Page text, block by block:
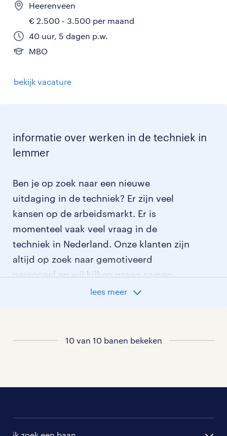
Heerenveen
€ 2.500 - 3.500 per maand
40 uur, 5 dagen p.w.
MBO
bekijk vacature
informatie over werken in de techniek in
lemmer
Ben je op zoek naar een nieuwe
uitdaging in de techniek? Er zijn veel
kansen op de arbeidsmarkt. Er is
momenteel vaak veel vraag in de
techniek in Nederland. Onze klanten zijn
altijd op zoek naar gemotiveerd
personeel en wij kijken graag samen
met je naar de organisatie die het beste
lees meer
10 van 10 banen bekeken